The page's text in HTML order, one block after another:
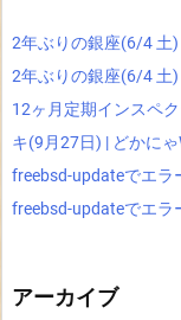
2年ぶりの銀座(6/4 土)
2年ぶりの銀座(6/4 土)
12ヶ月定期インスペ
キ(9月27日) | どかにゃ
freebsd-updateでエラ
freebsd-updateでエラ
アーカイブ